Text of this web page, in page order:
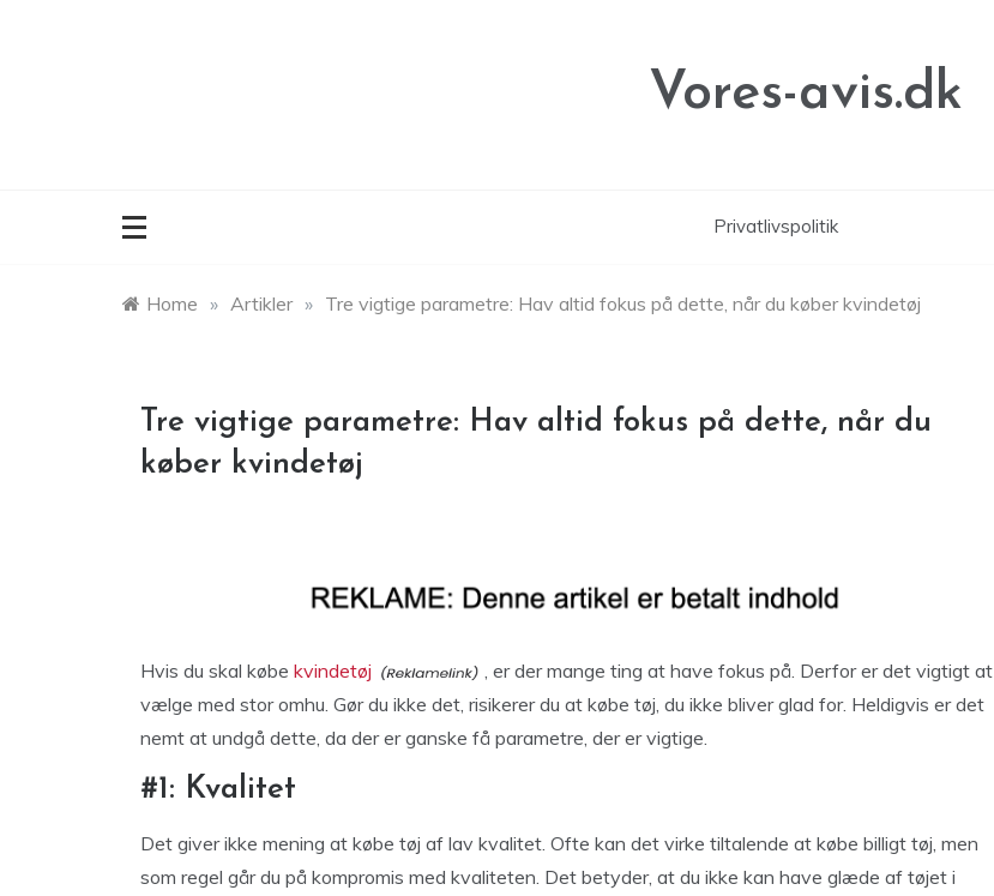
Vores-avis.dk
Privatlivspolitik
Home » Artikler » Tre vigtige parametre: Hav altid fokus på dette, når du køber kvindetøj
Tre vigtige parametre: Hav altid fokus på dette, når du
køber kvindetøj
Hvis du skal købe kvindetøj
, er der mange ting at have fokus på. Derfor er det vigtigt at
vælge med stor omhu. Gør du ikke det, risikerer du at købe tøj, du ikke bliver glad for. Heldigvis er det
nemt at undgå dette, da der er ganske få parametre, der er vigtige.
#1: Kvalitet
Det giver ikke mening at købe tøj af lav kvalitet. Ofte kan det virke tiltalende at købe billigt tøj, men
som regel går du på kompromis med kvaliteten. Det betyder, at du ikke kan have glæde af tøjet i